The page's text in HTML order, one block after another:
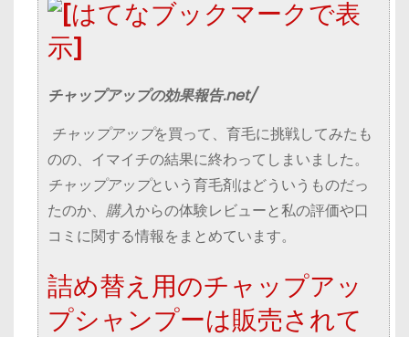
チャップアップの効果報告.net/
チャップアップを買って、育毛に挑戦してみたも
のの、イマイチの結果に終わってしまいました。
チャップアップという育毛剤はどういうものだっ
たのか、 購入からの体験レビューと私の評価や口
コミに関する情報をまとめています。
詰め替え用のチャップアッ
プシャンプーは販売されて